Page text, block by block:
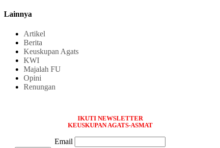
Lainnya
Artikel
Berita
Keuskupan Agats
KWI
Majalah FU
Opini
Renungan
IKUTI NEWSLETTER
KEUSKUPAN AGATS-ASMAT
Email